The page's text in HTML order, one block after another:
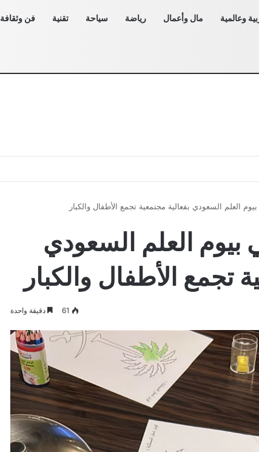
وعالمية مال وأعمال رياضة سياحة تقنية فن وثقافة
العلم السعودي بفعالية مجتمعية تجمع الأطفال والكبار
بيوم العلم السعودي
تجمع الأطفال والكبار
61 دقيقة واحدة